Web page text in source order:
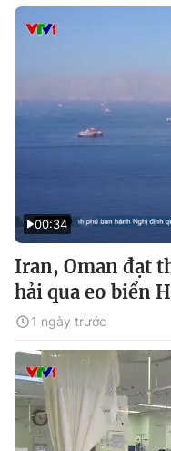
00:34
Iran, Oman đạt
hải qua eo biển
1 ngày trước